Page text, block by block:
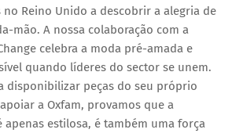
no Reino Unido a descobrir a alegria de
mão. A nossa colaboração com a
celebra a moda pré-amada e
quando líderes do sector se unem.
disponibilizar peças do seu próprio
a Oxfam, provamos que a
apenas estilosa, é também uma força